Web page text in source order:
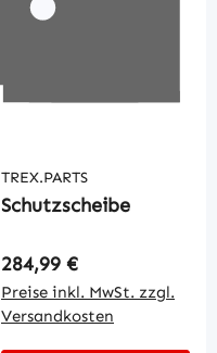
TREX.PARTS
Schutzscheibe
Regulärer Preis:
284,99 €
Preise inkl. MwSt. zzgl.
Versandkosten